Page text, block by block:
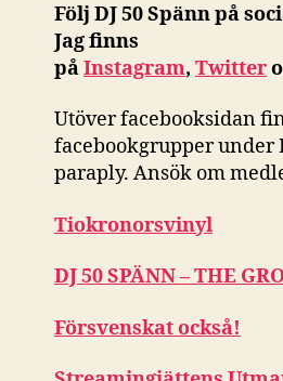
Följ DJ 50 Spänn på
Jag finns
påInstagram, Twitter
Utöver facebooksidan
facebookgrupper under
paraply. Ansök om
Tiokronorsvinyl
DJ 50 SPÄNN – THE
Försvenskat också!